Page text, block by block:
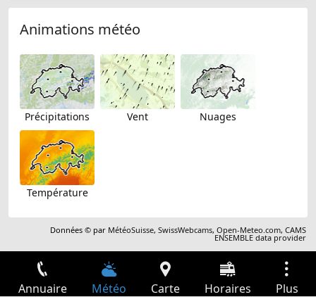
Animations météo
Précipitations Vent Nuages
Température
Données © par MétéoSuisse,SwissWebcams,Open-Meteo.com,CAMS
ENSEMBLE data provider
Annuaire Météo Carte Horaires Plus